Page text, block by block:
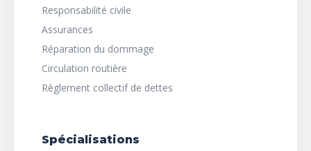
Responsabilité civile
Assurances
Réparation du dommage
Circulation routière
Règlement collectif de dettes
Spécialisations